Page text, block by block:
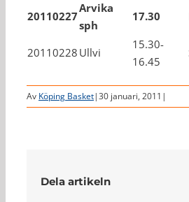
20110227
Arvika
sph
17.30
20110228 Ullvi
15.30-
16.45
Av Köping Basket|30 januari, 2011 |
Dela artikeln